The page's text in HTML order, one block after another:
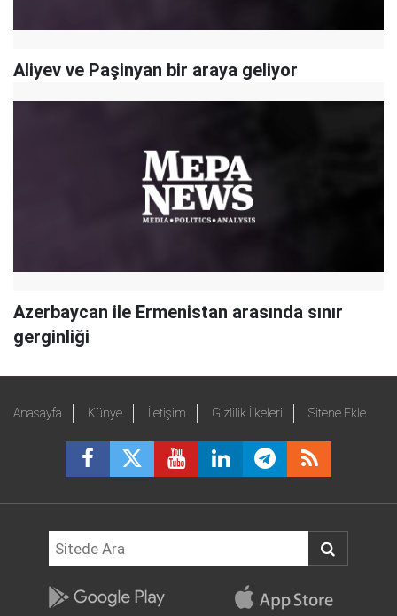
Aliyev ve Paşinyan bir araya geliyor
Azerbaycan ile Ermenistan arasında sınır
gerginliği
Anasayfa Künye İletişim Gizlilik İlkeleri Sitene Ekle